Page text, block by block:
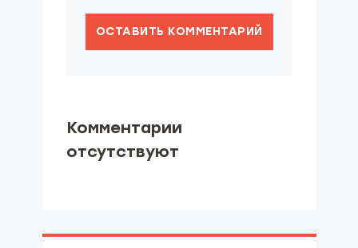
ОСТАВИТЬ КОММЕНТАРИЙ
Комментарии
отсутствуют